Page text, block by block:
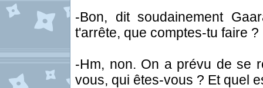
-Bon, dit soudainement
t'arrête, que comptes-tu faire
-Hm, non. On a prévu de se
vous, qui êtes-vous ? Et quel